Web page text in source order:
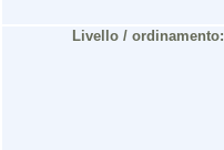
Livello / ordinamento: